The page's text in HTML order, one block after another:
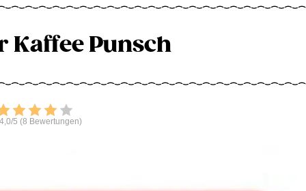
Kaffee Punsch
Bewerten
5 (8 Bewertungen)